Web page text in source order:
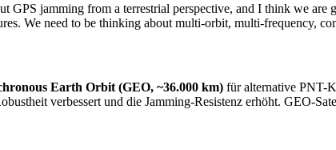
jamming from a terrestrial perspective, and I think we are
We need to be thinking about multi-orbit, multi-frequency,
Earth Orbit (GEO, ~36.000 km) für alternative PNT-
verbessert und die Jamming-Resistenz erhöht. GEO-